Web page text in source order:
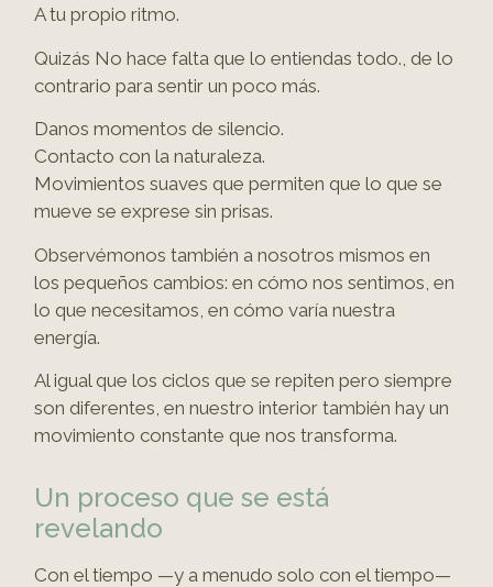
A tu propio ritmo.
Quizás No hace falta que lo entiendas todo. ,de lo
contrario para sentir un poco más.
Danos momentos de silencio.
Contacto con la naturaleza.
Movimientos suaves que permiten que lo que se
mueve se exprese sin prisas.
Observémonos también a nosotros mismos en
los pequeños cambios: en cómo nos sentimos, en
lo que necesitamos, en cómo varía nuestra
energía.
Al igual que los ciclos que se repiten pero siempre
son diferentes, en nuestro interior también hay un
movimiento constante que nos transforma.
Un proceso que se está
revelando
Con el tiempo —y a menudo solo con el tiempo—